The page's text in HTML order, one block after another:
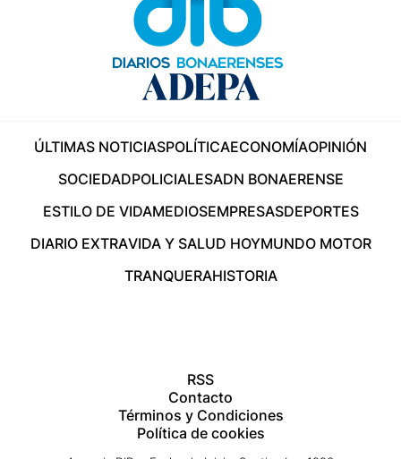
ÚLTIMAS NOTICIASPOLÍTICAECONOMÍAOPINIÓN
SOCIEDADPOLICIALESADN BONAERENSE
ESTILO DE VIDAMEDIOSEMPRESASDEPORTES
DIARIO EXTRAVIDA Y SALUD HOYMUNDO MOTOR
TRANQUERAHISTORIA
RSS
Contacto
Términos y Condiciones
Política de cookies